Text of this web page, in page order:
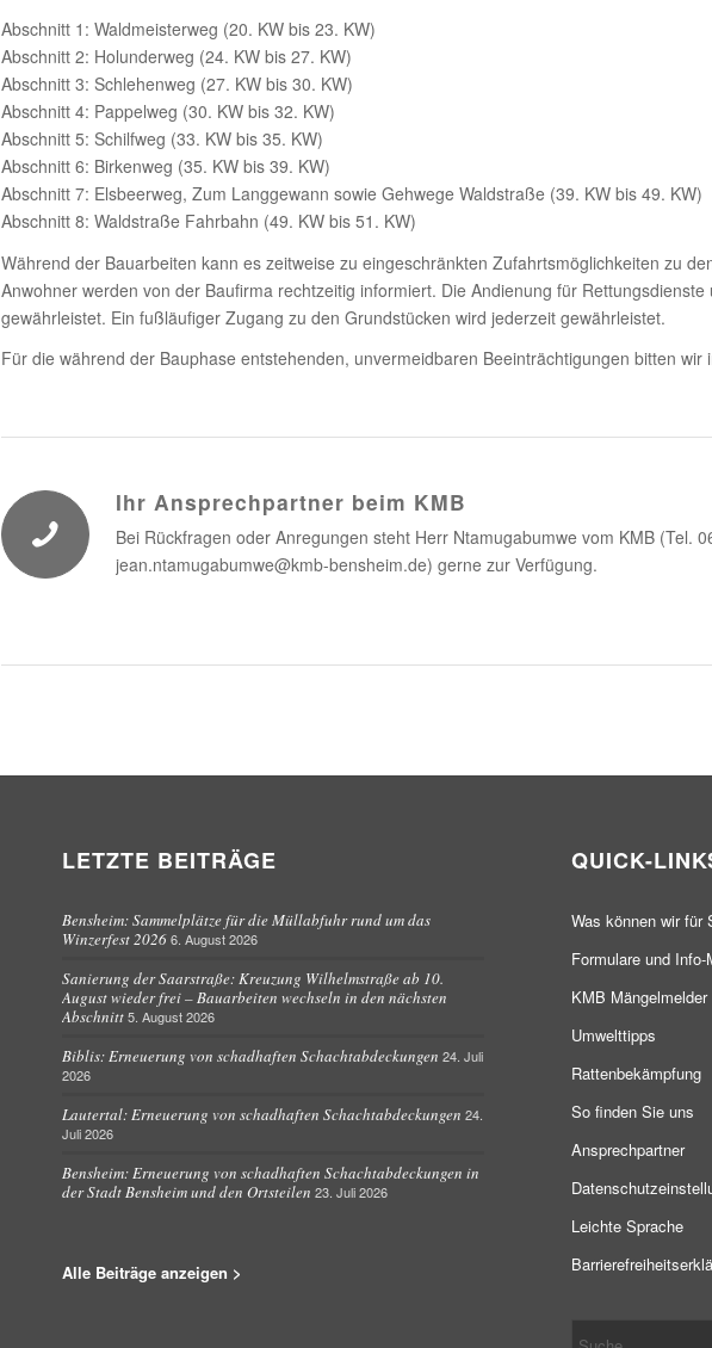
Abschnitt 1: Waldmeisterweg (20. KW bis 23. KW)
Abschnitt 2: Holunderweg (24. KW bis 27. KW)
Abschnitt 3: Schlehenweg (27. KW bis 30. KW)
Abschnitt 4: Pappelweg (30. KW bis 32. KW)
Abschnitt 5: Schilfweg (33. KW bis 35. KW)
Abschnitt 6: Birkenweg (35. KW bis 39. KW)
Abschnitt 7: Elsbeerweg, Zum Langgewann sowie Gehwege Waldstraße (39. KW bis 49. KW)
Abschnitt 8: Waldstraße Fahrbahn (49. KW bis 51. KW)
Während der Bauarbeiten kann es zeitweise zu eingeschränkten Zufahrtsmöglichkeiten zu
Anwohner werden von der Baufirma rechtzeitig informiert. Die Andienung für
gewährleistet. Ein fußläufiger Zugang zu den Grundstücken wird jederzeit gewährleistet.
Für die während der Bauphase entstehenden, unvermeidbaren Beeinträchtigungen bitten wir
Ihr Ansprechpartner beim KMB
Bei Rückfragen oder Anregungen steht Herr Ntamugabumwe vom KMB (Tel.
jean.ntamugabumwe@kmb-bensheim.de) gerne zur Verfügung.
LETZTE BEITRÄGE
Bensheim: Sammelplätze für die Müllabfuhr rund um das
Winzerfest 2026 6. August 2026
Sanierung der Saarstraße: Kreuzung Wilhelmstraße ab 10.
August wieder frei – Bauarbeiten wechseln in den nächsten
Abschnitt 5. August 2026
Biblis: Erneuerung von schadhaften Schachtabdeckungen 24. Juli
2026
Lautertal: Erneuerung von schadhaften Schachtabdeckungen 24.
Juli 2026
Bensheim: Erneuerung von schadhaften Schachtabdeckungen in
der Stadt Bensheim und den Ortsteilen 23. Juli 2026
Alle Beiträge anzeigen >
QUICK-
Was können wir für
Formulare und Info-
KMB Mängelmelder
Umwelttipps
Rattenbekämpfung
So finden Sie uns
Ansprechpartner
Leichte Sprache